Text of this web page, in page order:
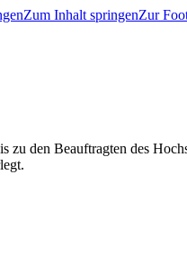
Zum Inhalt springenZur
den Beauftragten des